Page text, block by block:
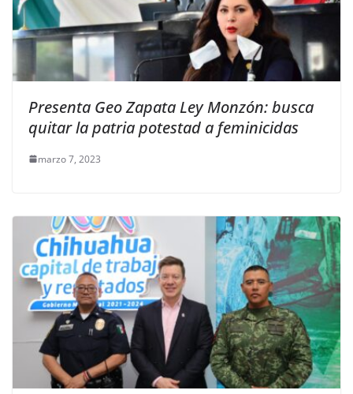
Presenta Geo Zapata Ley Monzón: busca
quitar la patria potestad a feminicidas
marzo 7, 2023